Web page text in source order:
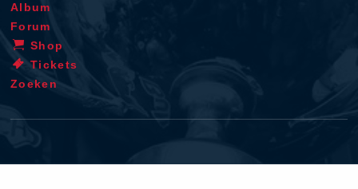
Album
Forum
Shop
Tickets
Zoeken